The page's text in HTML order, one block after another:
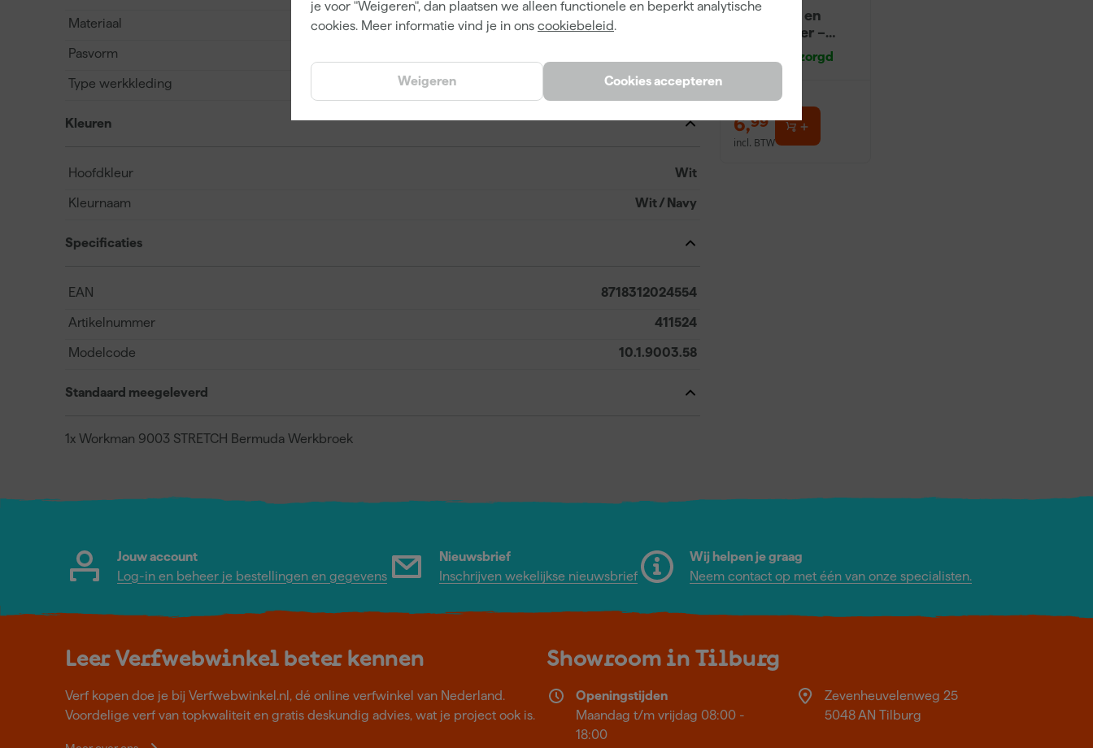
je voor "Weigeren", dan plaatsen we alleen functionele en beperkt analytische
cookies. Meer informatie vind je in ons cookiebeleid.
Cookies accepteren
Weigeren
Materiaal Katoen, Polyester
Pasvorm
Type werkkleding Korte werkbroek
Kleuren
Hoofdkleur Wit
Kleurnaam Wit / Navy
Specificaties
EAN 8718312024554
Artikelnummer 411524
Modelcode 10.1.9003.58
Standaard meegeleverd
1x Workman 9003 STRETCH Bermuda Werkbroek
Ontvetter en
Verfreiniger –
Morgen bezorgd
6,99
incl. BTW
Jouw account
Log-in en beheer je bestellingen en gegevens
Nieuwsbrief
Inschrijven wekelijkse nieuwsbrief
Wij helpen je graag
Neem contact op met één van onze specialisten.
Leer Verfwebwinkel beter kennen
Verf kopen doe je bij Verfwebwinkel.nl, dé online verfwinkel van Nederland.
Voordelige verf van topkwaliteit en gratis deskundig advies, wat je project ook is.
Showroom in Tilburg
Openingstijden
Maandag t/m vrijdag 08:00 -
18:00
Zevenheuvelenweg 25
5048 AN Tilburg